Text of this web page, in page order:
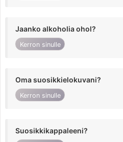
Jaanko alkoholia ohol?
Kerron sinulle
Oma suosikkielokuvani?
Kerron sinulle
Suosikkikappaleeni?